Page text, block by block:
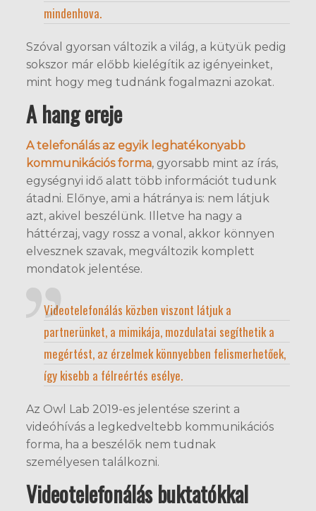
mindenhova.
Szóval gyorsan változik a világ, a kütyük pedig
sokszor már előbb kielégítik az igényeinket,
mint hogy meg tudnánk fogalmazni azokat.
A hang ereje
A telefonálás az egyik leghatékonyabb
kommunikációs forma, gyorsabb mint az írás,
egységnyi idő alatt több információt tudunk
átadni. Előnye, ami a hátránya is: nem látjuk
azt, akivel beszélünk. Illetve ha nagy a
háttérzaj, vagy rossz a vonal, akkor könnyen
elvesznek szavak, megváltozik komplett
mondatok jelentése.
Videotelefonálás közben viszont látjuk a
partnerünket, a mimikája, mozdulatai segíthetik a
megértést, az érzelmek könnyebben felismerhetőek,
így kisebb a félreértés esélye.
Az Owl Lab 2019-es jelentése szerint a
videóhívás a legkedveltebb kommunikációs
forma, ha a beszélők nem tudnak
személyesen találkozni.
Videotelefonálás buktatókkal